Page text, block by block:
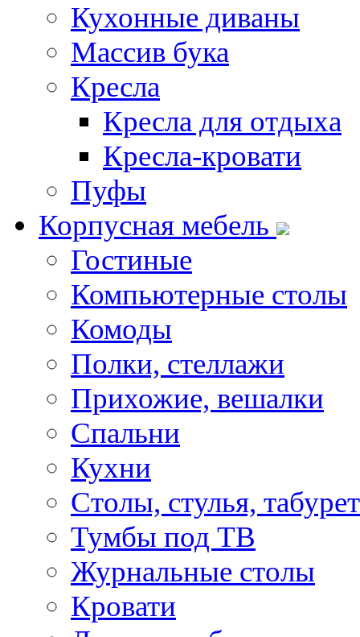
Кухонные диваны
Массив бука
Кресла
Кресла для отдыха
Кресла-кровати
Пуфы
Корпусная мебель
Гостиные
Компьютерные столы
Комоды
Полки, стеллажи
Прихожие, вешалки
Спальни
Кухни
Столы, стулья,
Тумбы под ТВ
Журнальные столы
Кровати